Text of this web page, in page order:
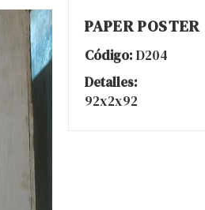
PAPER POSTER
Código: D204
Detalles:
92x2x92